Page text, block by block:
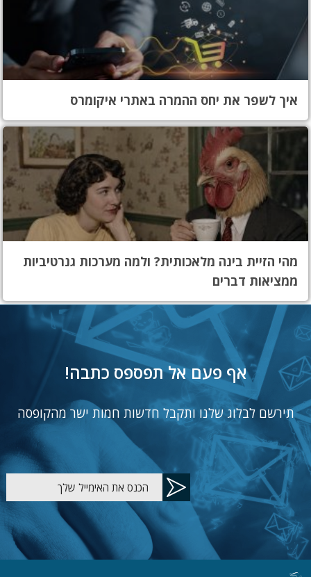
איך לשפר את יחס ההמרה באתרי איקומרס
מהי הזיית בינה מלאכותית? ולמה מערכות גנרטיביות
ממציאות דברים
אף פעם אל תפספס כתבה!
תירשם לבלוג שלנו ותקבל חדשות חמות ישר מהקופסה